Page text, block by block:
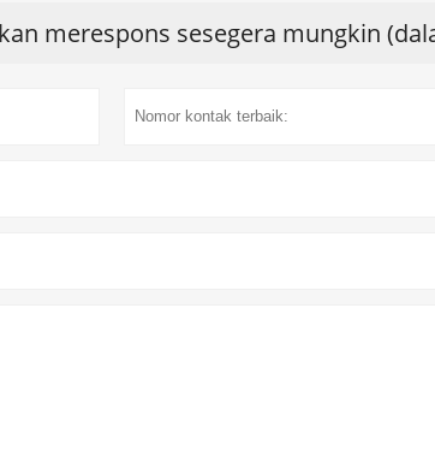
merespons sesegera mungkin